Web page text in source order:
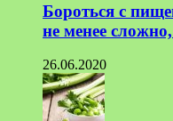
Бороться с
не менее
26.06.2020